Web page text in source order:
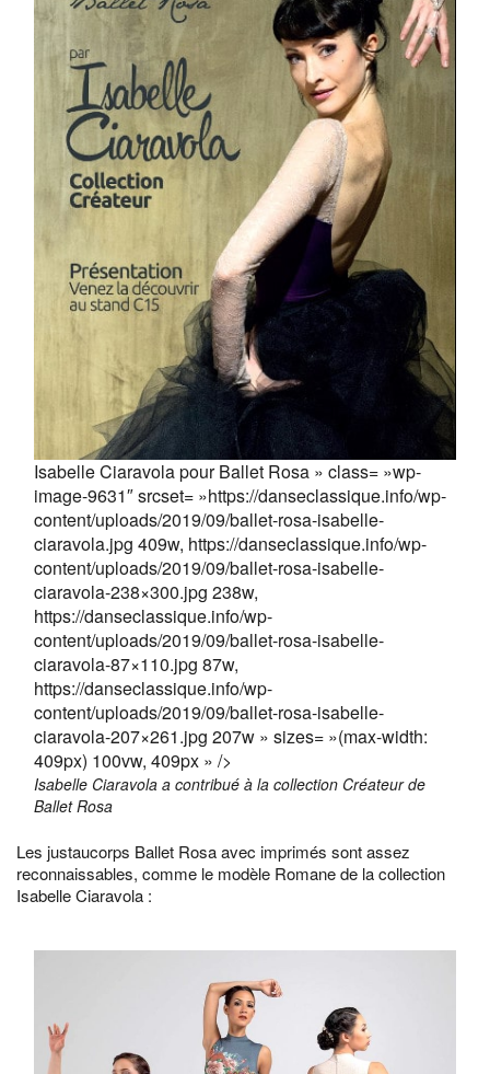
Isabelle Ciaravola pour Ballet Rosa » class= »wp-
image-9631″ srcset= »https://danseclassique.info/wp-
content/uploads/2019/09/ballet-rosa-isabelle-
ciaravola.jpg 409w, https://danseclassique.info/wp-
content/uploads/2019/09/ballet-rosa-isabelle-
ciaravola-238×300.jpg 238w,
https://danseclassique.info/wp-
content/uploads/2019/09/ballet-rosa-isabelle-
ciaravola-87×110.jpg 87w,
https://danseclassique.info/wp-
content/uploads/2019/09/ballet-rosa-isabelle-
ciaravola-207×261.jpg 207w » sizes= »(max-width:
409px) 100vw, 409px » />
Isabelle Ciaravola a contribué à la collection Créateur de
Ballet Rosa
Les justaucorps Ballet Rosa avec imprimés sont assez
reconnaissables, comme le modèle Romane de la collection
Isabelle Ciaravola :